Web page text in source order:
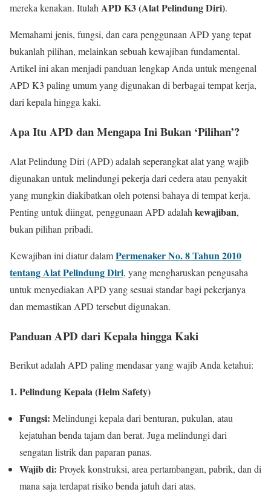
mereka kenakan. ItulahAPD K3 (Alat Pelindung Diri).
Memahami jenis, fungsi, dan cara penggunaan APD yang tepat
bukanlah pilihan, melainkan sebuah kewajiban fundamental.
Artikel ini akan menjadi panduan lengkap Anda untuk mengenal
APD K3 paling umum yang digunakan di berbagai tempat kerja,
dari kepala hingga kaki.
Apa Itu APD dan Mengapa Ini Bukan ‘Pilihan’?
Alat Pelindung Diri (APD) adalah seperangkat alat yang wajib
digunakan untuk melindungi pekerja dari cedera atau penyakit
yang mungkin diakibatkan oleh potensi bahaya di tempat kerja.
Penting untuk diingat, penggunaan APD adalah kewajiban,
bukan pilihan pribadi.
Kewajiban ini diatur dalamPermenaker No. 8 Tahun 2010
tentang Alat Pelindung Diri, yang mengharuskan pengusaha
untuk menyediakan APD yang sesuai standar bagi pekerjanya
dan memastikan APD tersebut digunakan.
Panduan APD dari Kepala hingga Kaki
Berikut adalah APD paling mendasar yang wajib Anda ketahui:
1. Pelindung Kepala (Helm Safety)
Fungsi: Melindungi kepala dari benturan, pukulan, atau
kejatuhan benda tajam dan berat. Juga melindungi dari
sengatan listrik dan paparan panas.
Wajib di: Proyek konstruksi, area pertambangan, pabrik, dan di
mana saja terdapat risiko benda jatuh dari atas.